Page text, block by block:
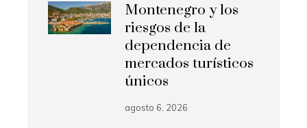
Montenegro y los
riesgos de la
dependencia de
mercados turísticos
únicos
agosto 6, 2026